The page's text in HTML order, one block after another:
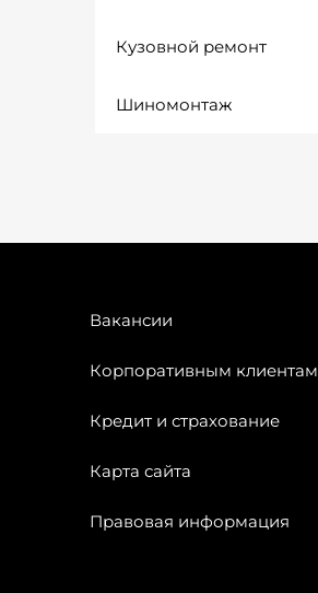
Кузовной ремонт
Шиномонтаж
Вакансии
Корпоративным клиентам
Кредит и страхование
Карта сайта
Правовая информация